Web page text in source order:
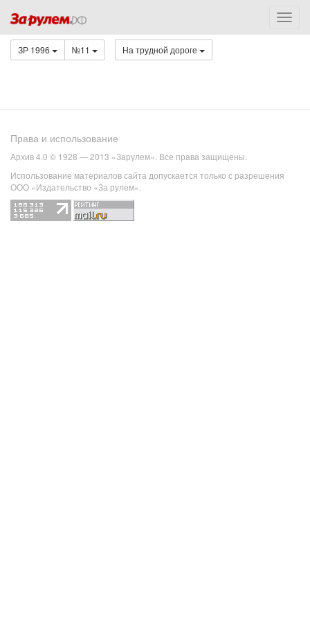
ЗР 1996 №11 На трудной дороге
Права и использование
Архив 4.0 © 1928 — 2013 «Зарулем». Все права защищены.
Использование материалов сайта допускается только с разрешения
ООО «Издательство «За рулем».